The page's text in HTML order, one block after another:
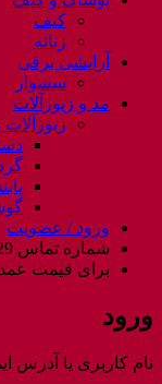
کیف
زنانه
آرایشی برقی
سشوار
مد و زیورآلات
ورود / عضویت
شماره تماس 09302776629
برای قیمت
ورود
نام کاربری یا آدرس